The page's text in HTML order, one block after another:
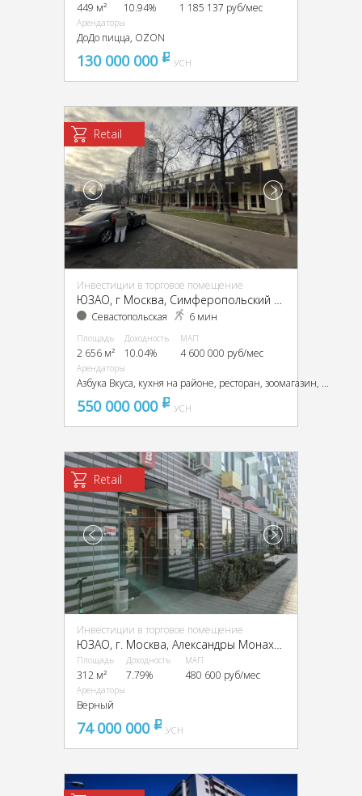
449 м² 10.94% 1 185 137 руб/мес
Арендаторы
ДоДо пицца, OZON
130 000 000 pуб
УСН
Retail
Инвестиции в торговое помещение
Севастопольская 6 мин
Площадь
2 656 м²
Доходность
10.04%
МАП
4 600 000 руб/мес
Арендаторы
Азбука Вкуса, кухня на районе, ресторан, зоомагазин, Ателье.
550 000 000 pуб
УСН
Retail
Инвестиции в торговое помещение
ЮЗАО, г. Mocква, Aлeксандpы Moнaxовoй ул., 90к2
Площадь
312 м²
Доходность
7.79%
МАП
480 600 руб/мес
Арендаторы
Верный
74 000 000 pуб
УСН